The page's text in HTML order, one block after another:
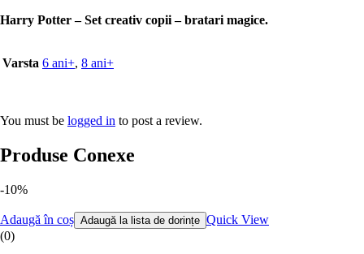
Harry Potter – Set creativ copii – bratari magice.
Varsta 6 ani+, 8 ani+
You must be logged in to post a review.
Produse Conexe
-10%
Adaugă în coș Adaugă la lista de dorințe Quick View
(0)